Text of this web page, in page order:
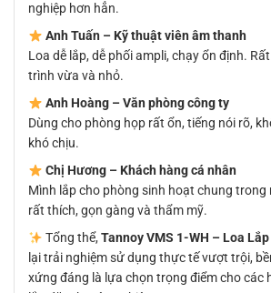
nghiệp hơn hẳn.
Anh Tuấn – Kỹ thuật viên âm thanh
Loa dễ lắp, dễ phối ampli, chạy ổn định.
trình vừa và nhỏ.
Anh Hoàng – Văn phòng công ty
Dùng cho phòng họp rất ổn, tiếng nói rõ,
khó chịu.
Chị Hương – Khách hàng cá nhân
Mình lắp cho phòng sinh hoạt chung trong
rất thích, gọn gàng và thẩm mỹ.
Tổng thể, Tannoy VMS 1-WH – Loa
lại trải nghiệm sử dụng thực tế vượt trội,
xứng đáng là lựa chọn trọng điểm cho các